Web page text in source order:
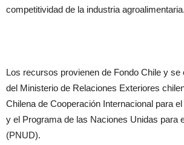
competitividad de la industria agroalimentaria.
Los recursos provienen de Fondo Chile y se
del Ministerio de Relaciones Exteriores
Chilena de Cooperación Internacional para
y el Programa de las Naciones Unidas para
(PNUD).